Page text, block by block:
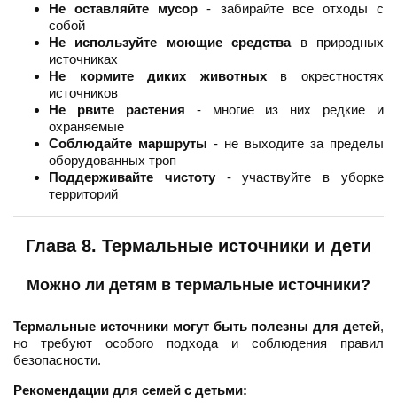
Не оставляйте мусор - забирайте все отходы с
собой
Не используйте моющие средствав природных
источниках
Не кормите диких животныхв окрестностях
источников
Не рвите растения - многие из них редкие и
охраняемые
Соблюдайте маршруты - не выходите за пределы
оборудованных троп
Поддерживайте чистоту- участвуйте в уборке
территорий
Глава 8. Термальные источники и дети
Можно ли детям в термальные источники?
Термальные источники могут быть полезны для детей,
но требуют особого подхода и соблюдения правил
безопасности.
Рекомендации для семей с детьми: